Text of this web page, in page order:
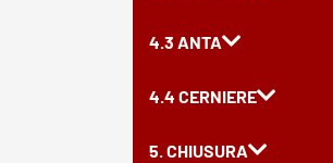
4.3 ANTA
4.4 CERNIERE
5. CHIUSURA